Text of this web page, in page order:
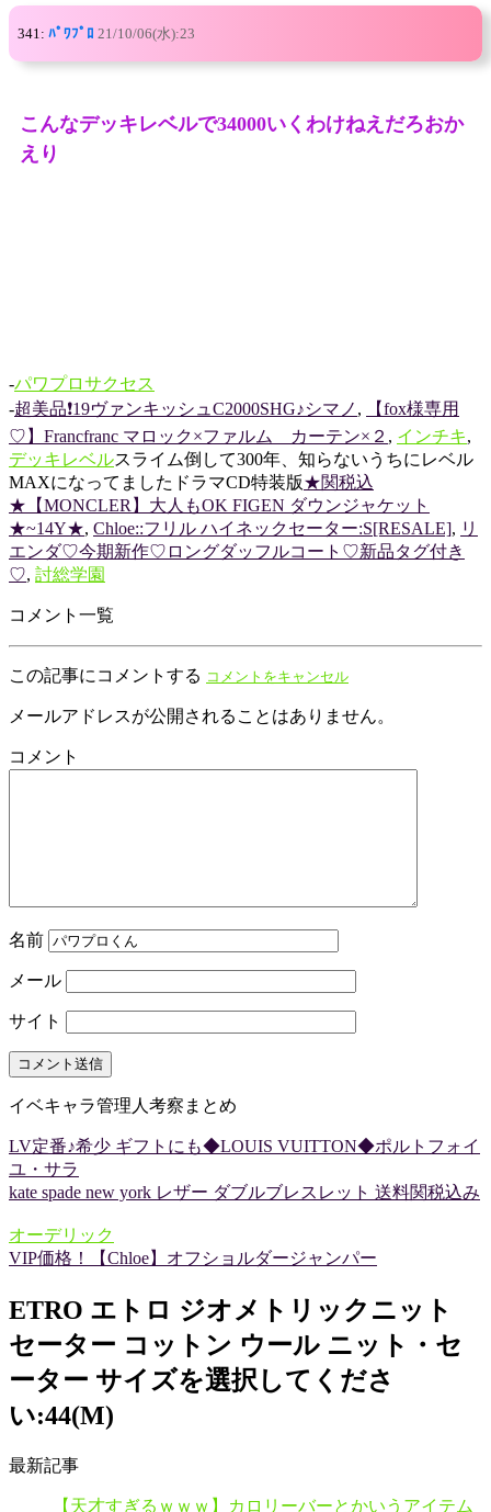
341: ﾊﾟﾜﾌﾟﾛ 21/10/06(水):23
こんなデッキレベルで34000いくわけねえだろおか
えり
-パワプロサクセス
-超美品❗️19ヴァンキッシュC2000SHG♪シマノ ,
【fox様専用
♡】Francfranc マロック×ファルム カーテン×２ , インチキ,
デッキレベルスライム倒して300年、知らないうちにレベル
MAXになってましたドラマCD特装版★関税込
★【MONCLER】大人もOK FIGEN ダウンジャケット
★~14Y★, Chloe::フリル ハイネックセーター:S[RESALE], リ
エンダ♡今期新作♡ロングダッフルコート♡新品タグ付き
♡, 討総学園
コメント一覧
この記事にコメントする コメントをキャンセル
メールアドレスが公開されることはありません。
コメント
名前
メール
サイト
イベキャラ管理人考察まとめ
LV定番♪希少 ギフトにも◆LOUIS VUITTON◆ポルトフォイ
ユ・サラ
kate spade new york レザー ダブルブレスレット 送料関税込み
オーデリック
VIP価格！【Chloe】オフショルダージャンパー
ETRO エトロ ジオメトリックニット
セーター コットン ウール ニット・セ
ーター サイズを選択してくださ
い:44(M)
最新記事
【天才すぎるｗｗｗ】カロリーバーとかいうアイテム